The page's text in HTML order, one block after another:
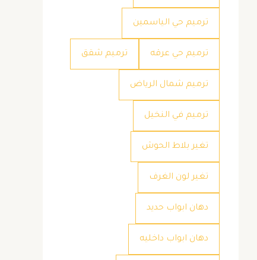
ترميم حي الياسمين
ترميم حي عرقه ترميم شقق
ترميم شمال الرياض
ترميم في النخيل
تغير بلاط الحوش
تغير لون الغرف
دهان ابواب حديد
دهان ابواب داخليه